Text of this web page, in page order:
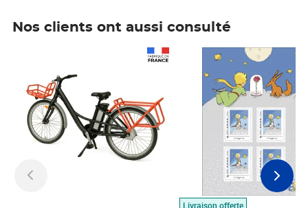
Nos clients ont aussi consulté
Livraison offerte
Prix 7,50€